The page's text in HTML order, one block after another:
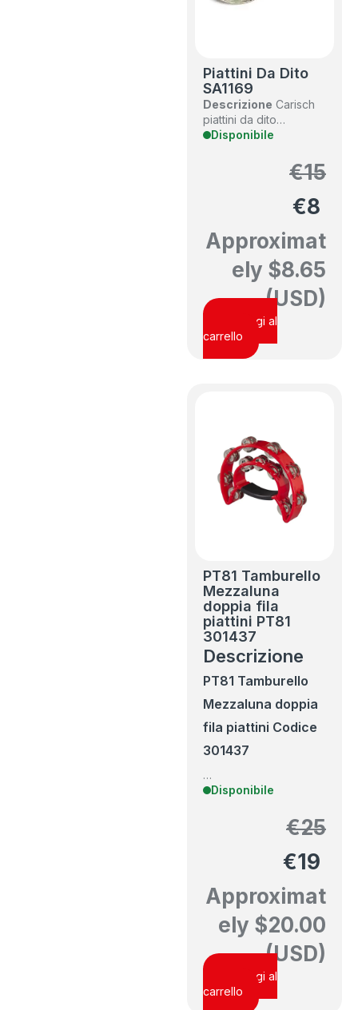
Piattini Da Dito
SA1169
Descrizione Carisch
piattini da dito…
Disponibile
€15
€8
Approximat
ely $8.65
(USD)
Aggiungi al
carrello
PT81 Tamburello
Mezzaluna
doppia fila
piattini PT81
301437
Descrizione
PT81 Tamburello
Mezzaluna doppia
fila piattini Codice
301437
…
Disponibile
€25
€19
Approximat
ely $20.00
(USD)
Aggiungi al
carrello